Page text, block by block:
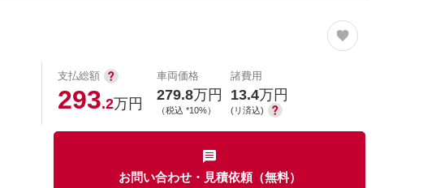
軽自動車を除く
支払総額
293.2万円
車両価格
279.8万円
（税込 *10%）
諸費用
13.4万円
(リ済込)
お問い合わせ・見積依頼（無料）